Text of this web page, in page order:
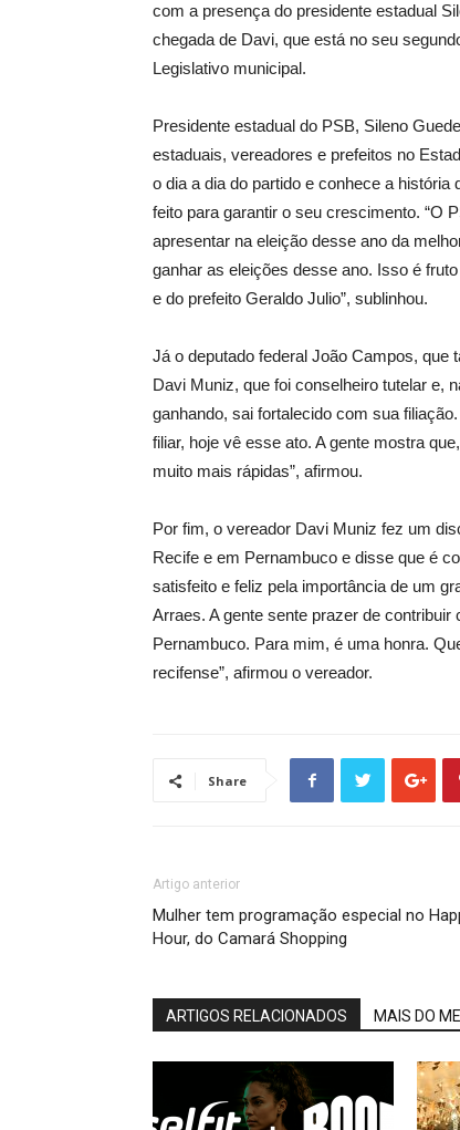
com a presença do presidente estadual
chegada de Davi, que está no seu
Legislativo municipal.
Presidente estadual do PSB, Sileno
estaduais, vereadores e prefeitos no
o dia a dia do partido e conhece a história
feito para garantir o seu crescimento. “O
apresentar na eleição desse ano da
ganhar as eleições desse ano. Isso é
e do prefeito Geraldo Julio”, sublinhou.
Já o deputado federal João Campos, que
Davi Muniz, que foi conselheiro tutelar e,
ganhando, sai fortalecido com sua
filiar, hoje vê esse ato. A gente mostra
muito mais rápidas”, afirmou.
Por fim, o vereador Davi Muniz fez um
Recife e em Pernambuco e disse que é
satisfeito e feliz pela importância de um
Arraes. A gente sente prazer de
Pernambuco. Para mim, é uma honra.
recifense”, afirmou o vereador.
Share
Artigo anterior
Mulher tem programação especial no
Hour, do Camará Shopping
ARTIGOS RELACIONADOS MAIS DO